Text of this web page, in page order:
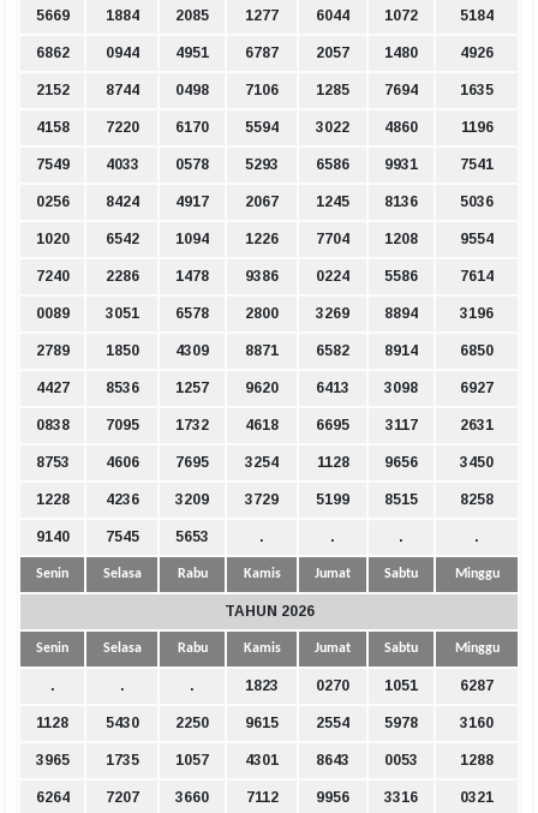
5669 1884 2085 1277 6044 1072 5184
6862 0944 4951 6787 2057 1480 4926
2152 8744 0498 7106 1285 7694 1635
4158 7220 6170 5594 3022 4860 1196
7549 4033 0578 5293 6586 9931 7541
0256 8424 4917 2067 1245 8136 5036
1020 6542 1094 1226 7704 1208 9554
7240 2286 1478 9386 0224 5586 7614
0089 3051 6578 2800 3269 8894 3196
2789 1850 4309 8871 6582 8914 6850
4427 8536 1257 9620 6413 3098 6927
0838 7095 1732 4618 6695 3117 2631
8753 4606 7695 3254 1128 9656 3450
1228 4236 3209 3729 5199 8515 8258
9140 7545 5653 . . . .
Senin Selasa Rabu Kamis Jumat Sabtu Minggu
TAHUN 2026
Senin Selasa Rabu Kamis Jumat Sabtu Minggu
. . . 1823 0270 1051 6287
1128 5430 2250 9615 2554 5978 3160
3965 1735 1057 4301 8643 0053 1288
6264 7207 3660 7112 9956 3316 0321